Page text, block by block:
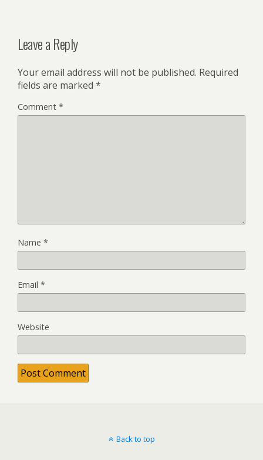
Leave a Reply
Your email address will not be published. Required
fields are marked *
Comment *
Name *
Email *
Website
Back to top